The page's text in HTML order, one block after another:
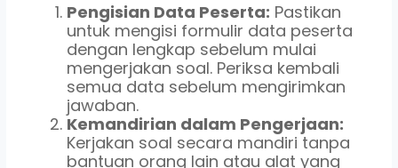
Pengisian Data Peserta: Pastikan
untuk mengisi formulir data peserta
dengan lengkap sebelum mulai
mengerjakan soal. Periksa kembali
semua data sebelum mengirimkan
jawaban.
Kemandirian dalam Pengerjaan:
Kerjakan soal secara mandiri tanpa
bantuan orang lain atau alat yang